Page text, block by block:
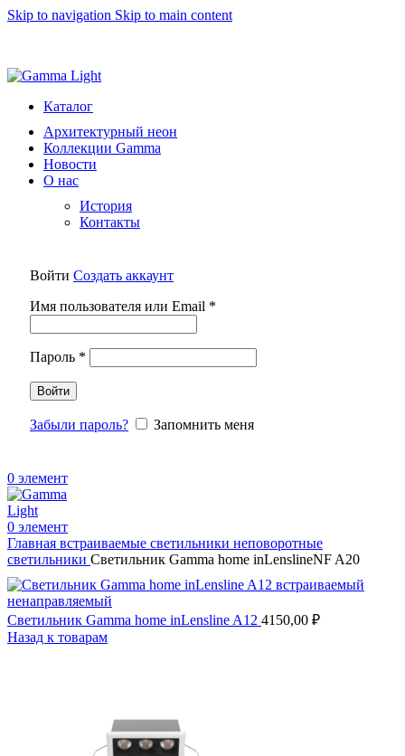
Skip to navigation Skip to main content
Каталог
Архитектурный неон
Коллекции Gamma
Новости
О нас
История
Контакты
Войти Создать аккаунт
Имя пользователя или Email *
Пароль *
Войти
Забыли пароль? Запомнить меня
0 элемент
0 элемент
Главная встраиваемые светильники неповоротные
светильники Светильник Gamma home inLenslineNF A20
Светильник Gamma home inLensline A12 4150,00 ₽
Назад к товарам